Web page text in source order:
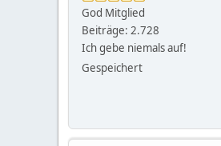
God Mitglied
Beiträge: 2.728
Ich gebe niemals auf!
Gespeichert